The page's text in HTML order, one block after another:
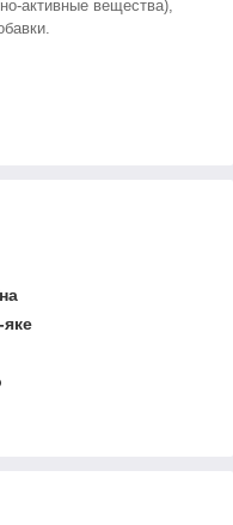
активные вещества),